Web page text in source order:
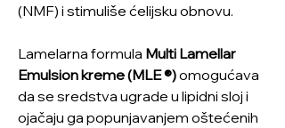
(NMF) i stimuliše ćelijsku obnovu.
Lamelarna formula Multi Lamellar
Emulsion kreme (MLE ®)omogućava
da se sredstva ugrade u lipidni sloj i
ojačaju ga popunjavanjem oštećenih